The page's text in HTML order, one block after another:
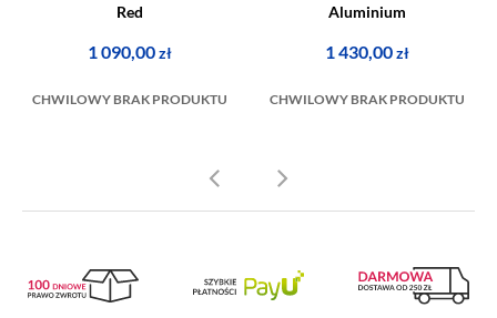
Red
1 090,00zł
CHWILOWY BRAK PRODUKTU
Aluminium
1 430,00zł
CHWILOWY BRAK PRODUKTU